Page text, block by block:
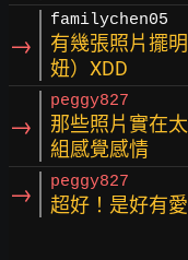
→
familychen05
有幾張照片擺
妞）XDD
→
peggy827
那些照片實在
組感覺感情
→ peggy827
超好！是好有